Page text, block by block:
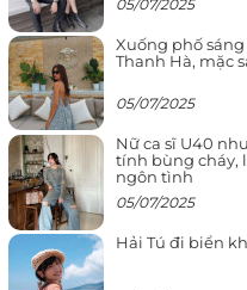
05/07/2025
Xuống phố sáng
Thanh Hà, mặc
05/07/2025
Nữ ca sĩ U40
tính bùng cháy,
ngôn tình
05/07/2025
Hải Tú đi biển